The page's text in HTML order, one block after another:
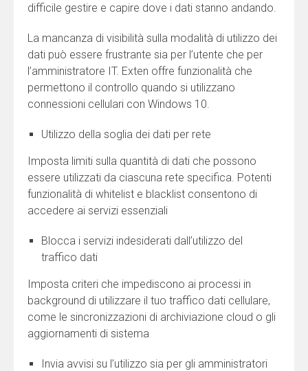
difficile gestire e capire dove i dati stanno andando.
La mancanza di visibilità sulla modalità di utilizzo dei
dati può essere frustrante sia per l’utente che per
l’amministratore IT. Exten offre funzionalità che
permettono il controllo quando si utilizzano
connessioni cellulari con Windows 10.
Utilizzo della soglia dei dati per rete
Imposta limiti sulla quantità di dati che possono
essere utilizzati da ciascuna rete specifica. Potenti
funzionalità di whitelist e blacklist consentono di
accedere ai servizi essenziali
Blocca i servizi indesiderati dall’utilizzo del
traffico dati
Imposta criteri che impediscono ai processi in
background di utilizzare il tuo traffico dati cellulare,
come le sincronizzazioni di archiviazione cloud o gli
aggiornamenti di sistema
Invia avvisi su l’utilizzo sia per gli amministratori